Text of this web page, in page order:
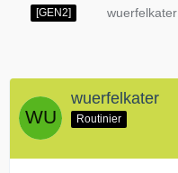
[GEN2] wuerfelkater
wuerfelkater
Routinier